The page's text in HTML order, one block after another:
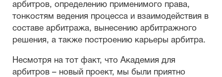
арбитров, определению применимого права,
тонкостям ведения процесса и взаимодействия в
составе арбитража, вынесению арбитражного
решения, а также построению карьеры арбитра.
Несмотря на тот факт, что Академия для
арбитров – новый проект, мы были приятно